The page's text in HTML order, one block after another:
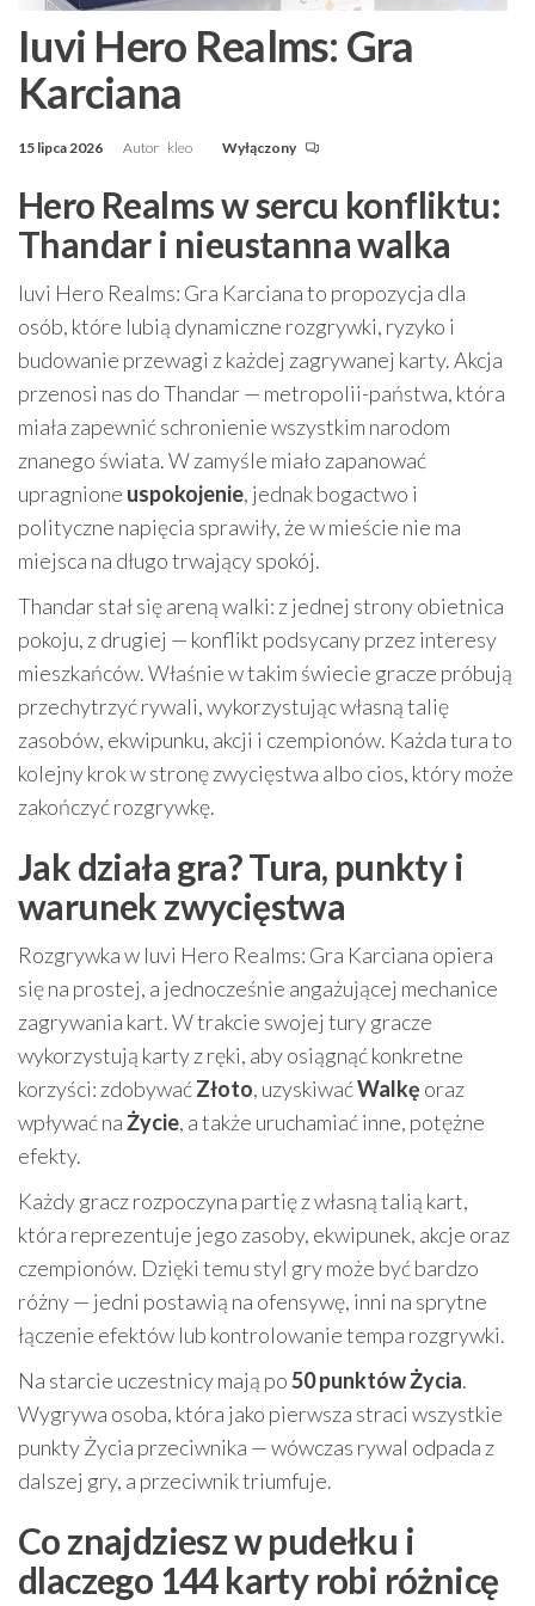
Iuvi Hero Realms: Gra
Karciana
15 lipca 2026 Autor kleo Wyłączony
Hero Realms w sercu konfliktu:
Thandar i nieustanna walka
Iuvi Hero Realms: Gra Karciana to propozycja dla
osób, które lubią dynamiczne rozgrywki, ryzyko i
budowanie przewagi z każdej zagrywanej karty. Akcja
przenosi nas do Thandar — metropolii-państwa, która
miała zapewnić schronienie wszystkim narodom
znanego świata. W zamyśle miało zapanować
upragnione uspokojenie, jednak bogactwo i
polityczne napięcia sprawiły, że w mieście nie ma
miejsca na długo trwający spokój.
Thandar stał się areną walki: z jednej strony obietnica
pokoju, z drugiej — konflikt podsycany przez interesy
mieszkańców. Właśnie w takim świecie gracze próbują
przechytrzyć rywali, wykorzystując własną talię
zasobów, ekwipunku, akcji i czempionów. Każda tura to
kolejny krok w stronę zwycięstwa albo cios, który może
zakończyć rozgrywkę.
Jak działa gra? Tura, punkty i
warunek zwycięstwa
Rozgrywka w Iuvi Hero Realms: Gra Karciana opiera
się na prostej, a jednocześnie angażującej mechanice
zagrywania kart. W trakcie swojej tury gracze
wykorzystują karty z ręki, aby osiągnąć konkretne
korzyści: zdobywaćZłoto, uzyskiwaćWalkę oraz
wpływać naŻycie, a także uruchamiać inne, potężne
efekty.
Każdy gracz rozpoczyna partię z własną talią kart,
która reprezentuje jego zasoby, ekwipunek, akcje oraz
czempionów. Dzięki temu styl gry może być bardzo
różny — jedni postawią na ofensywę, inni na sprytne
łączenie efektów lub kontrolowanie tempa rozgrywki.
Na starcie uczestnicy mają po50 punktów Życia.
Wygrywa osoba, która jako pierwsza straci wszystkie
punkty Życia przeciwnika — wówczas rywal odpada z
dalszej gry, a przeciwnik triumfuje.
Co znajdziesz w pudełku i
dlaczego 144 karty robi różnicę